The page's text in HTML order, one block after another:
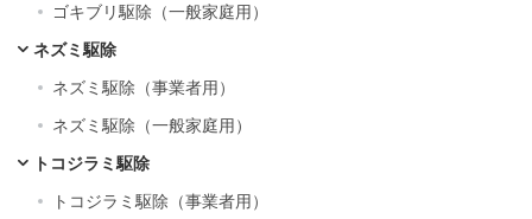
ゴキブリ駆除（一般家庭用）
ネズミ駆除
ネズミ駆除（事業者用）
ネズミ駆除（一般家庭用）
トコジラミ駆除
トコジラミ駆除（事業者用）